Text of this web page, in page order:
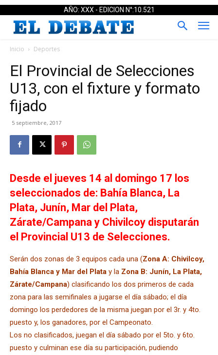
AÑO: XXX - EDICION N°:10.521
Inicio Deportes
El Provincial de Selecciones
U13, con el fixture y formato
fijado
5 septiembre, 2017
Desde el jueves 14 al domingo 17 los
seleccionados de: Bahía Blanca, La
Plata, Junín, Mar del Plata,
Zárate/Campana y Chivilcoy disputarán
el Provincial U13 de Selecciones.
Serán dos zonas de 3 equipos cada una (Zona A: Chivilcoy,
Bahía Blanca y Mar del Plata y la Zona B: Junín, La Plata,
Zárate/Campana) clasificando los dos primeros de cada
zona para las semifinales a jugarse el día sábado; el día
domingo los perdedores de la misma juegan por el 3r. y 4to.
puesto y, los ganadores, por el Campeonato.
Los no clasificados, juegan el día sábado por el 5to. y 6to.
puesto y culminan ese día su participación, pudiendo